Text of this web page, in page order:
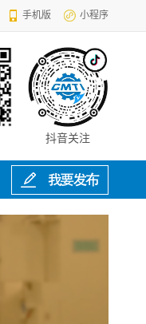
手机版 小程序
抖音关注